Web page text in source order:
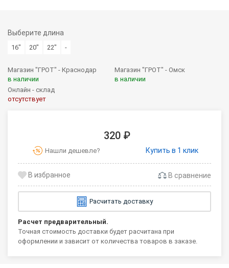
Выберите длина
16" 20" 22" -
Магазин "ГРОТ" - Краснодар
в наличии
Магазин "ГРОТ" - Омск
в наличии
Онлайн - склад
отсутствует
320 ₽
Нашли дешевле? Купить в 1 клик
В сравнение
Расчитать доставку
Расчет предварительный.
Точная стоимость доставки будет расчитана при
оформлении и зависит от количества товаров в заказе.